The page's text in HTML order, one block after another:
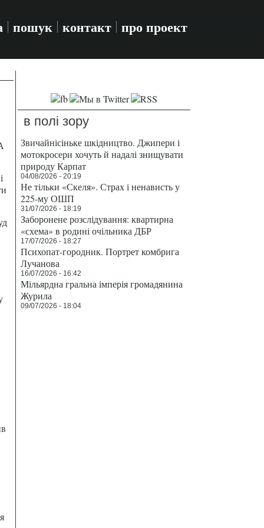
пошук контакт про проект
в полі зору
Звичайнісіньке шкідництво. Джипери і
мотокросери хочуть й надалі знищувати
природу Карпат
04/08/2026 - 20:19
Не тільки «Скеля». Страх і ненависть у
225-му ОШП
31/07/2026 - 18:19
Заборонене розслідування: квартирна
«схема» в родині очільника ДБР
17/07/2026 - 18:27
Психопат-городник. Портрет комбрига
Лучанова
16/07/2026 - 16:42
Мільярдна гральна імперія громадянина
Журила
09/07/2026 - 18:04